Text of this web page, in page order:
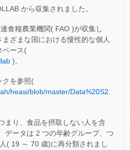
から収集されました。
食糧農業機関( FAO )が収集し
ざまな国における慢性的な個人
ベース(
)。
クを参照(
heasi/blob/master/Data%20S2.
まり、食品を摂取しない人を含
データは 2 つの年齢グループ、つ
( 19 ～ 70 歳)に再分類されまし